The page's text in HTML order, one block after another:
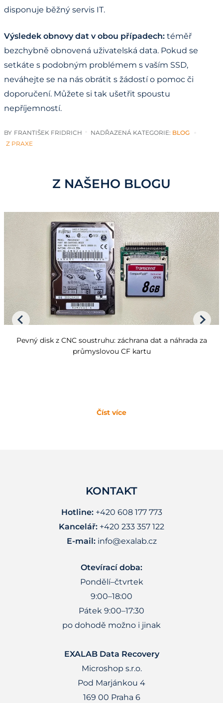
disponuje běžný servis IT.
Výsledek obnovy dat v obou případech: téměř
bezchybně obnovená uživatelská data. Pokud se
setkáte s podobným problémem s vaším SSD,
neváhejte se na nás obrátit s žádostí o pomoc či
doporučení. Můžete si tak ušetřit spoustu
nepříjemností.
BY FRANTIŠEK FRIDRICH NADŘAZENÁ KATEGORIE: BLOG
Z PRAXE
Z NAŠEHO BLOGU
Pevný disk z CNC soustruhu: záchrana dat a náhrada za
průmyslovou CF kartu
Číst více
KONTAKT
Hotline:+420 608 177 773
Kancelář: +420 233 357 122
E-mail: info@exalab.cz
Otevírací doba:
Pondělí–čtvrtek
9:00–18:00
Pátek 9:00–17:30
po dohodě možno i jinak
EXALAB Data Recovery
Microshop s.r.o.
Pod Marjánkou 4
169 00 Praha 6